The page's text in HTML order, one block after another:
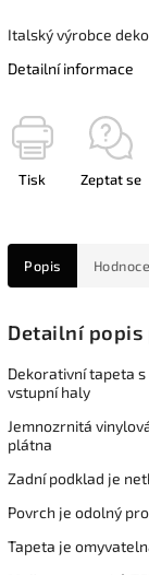
Italský výrobce
Detailní informace
Tisk Zeptat se
Popis
Detailní
Dekorativní tapeta
vstupní haly
Jemnozrnitá
plátna
Zadní podklad je
Povrch je odolný
Tapeta je